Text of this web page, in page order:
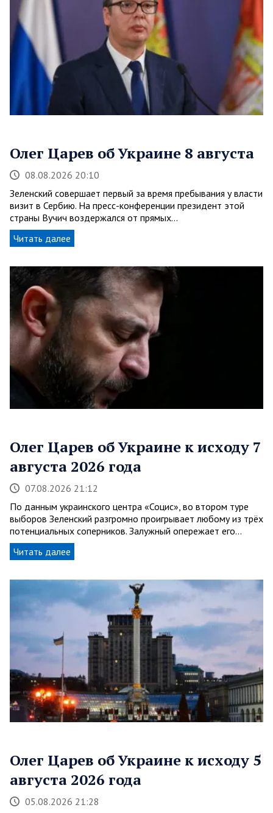
Олег Царев об Украине 8 августа
08.08.2026 20:10
Зеленский совершает первый за время пребывания у власти
визит в Сербию. На пресс-конференции президент этой
страны Вучич воздержался от прямых…
Читать далее
Олег Царев об Украине к исходу 7
августа 2026 года
07.08.2026 21:12
По данным украинского центра «Социс», во втором туре
выборов Зеленский разгромно проигрывает любому из трёх
потенциальных соперников. Залужный опережает его…
Читать далее
Олег Царев об Украине к исходу 5
августа 2026 года
05.08.2026 21:28